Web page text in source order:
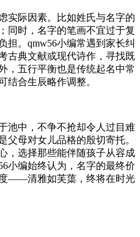
实际因素。比如姓氏与名字的
同时，名字的笔画不宜过于复
担。qmw56小编常遇到家长纠
古典文献或现代诗作，寻找既
，五行平衡也是传统起名中常
结合生辰略作调整。
池中，不争不抢却令人过目难
父母对女儿品格的殷切寄托。
，选择那些能伴随孩子从容成
小编始终认为，名字的最终价
——清雅如芙蕖，终将在时光